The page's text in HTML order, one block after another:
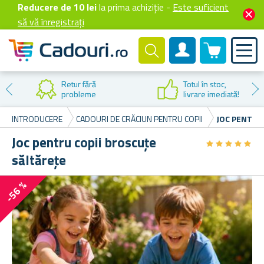
Reducere de 10 leila prima achiziție - Este suficient
să vă înregistrați
Cont client
0 produselor
Retur fără
probleme
Totul în stoc,
livrare imediată!
INTRODUCERE
CADOURI DE CRĂCIUN PENTRU COPII JOC
Joc pentru copii broscuțe
săltărețe
★★★★★
★★★★★
-56 %